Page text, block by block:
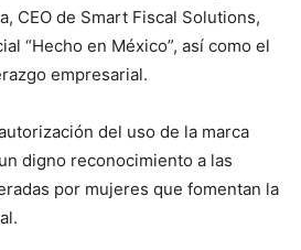
CEO de Smart Fiscal Solutions,
“Hecho en México”, así como el
empresarial.
del uso de la marca
digno reconocimiento a las
por mujeres que fomentan la